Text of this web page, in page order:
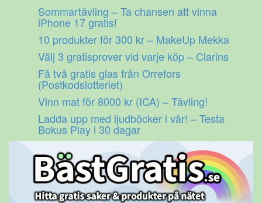
Sommartävling – Ta chansen att vinna
iPhone 17 gratis!
10 produkter för 300 kr – MakeUp Mekka
Välj 3 gratisprover vid varje köp – Clarins
Få två gratis glas från Orrefors
(Postkodslotteriet)
Vinn mat för 8000 kr (ICA) – Tävling!
Ladda upp med ljudböcker i vår! – Testa
Bokus Play i 30 dagar